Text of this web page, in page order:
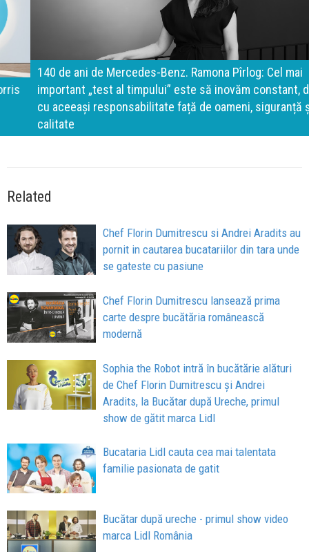
140 de ani de Mercedes-Benz. Ramona Pîrlog: Cel mai
important „test al timpului” este să inovăm constant, dar
cu aceeași responsabilitate față de oameni, siguranță și
calitate
Related
Chef Florin Dumitrescu si Andrei Aradits au
pornit in cautarea bucatariilor din tara unde
se gateste cu pasiune
Chef Florin Dumitrescu lansează prima
carte despre bucătăria românească
modernă
Sophia the Robot intră în bucătărie alături
de Chef Florin Dumitrescu și Andrei
Aradits, la Bucătar după Ureche, primul
show de gătit marca Lidl
Bucataria Lidl cauta cea mai talentata
familie pasionata de gatit
Bucătar după ureche - primul show video
marca Lidl România